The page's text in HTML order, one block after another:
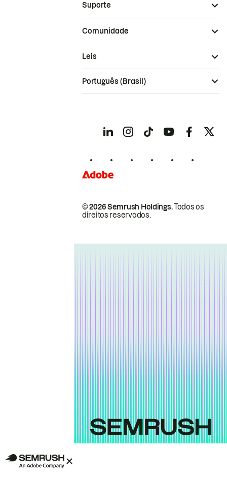
Suporte
Comunidade
© 2026 Semrush Holdings.Todos os
direitos reservados.
Leis
Português (Brasil)